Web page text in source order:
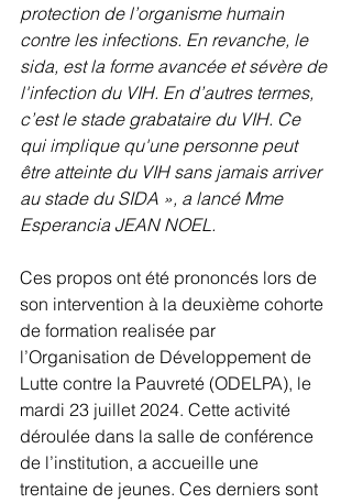
protection de l’organisme humain
contre les infections. En revanche, le
sida, est la forme avancée et sévère de
l'infection du VIH. En d’autres termes,
c’est le stade grabataire du VIH. Ce
qui implique qu'une personne peut
être atteinte du VIH sans jamais arriver
au stade du SIDA », a lancé Mme
Esperancia JEAN NOEL.
Ces propos ont été prononcés lors de
son intervention à la deuxième cohorte
de formation realisée par
l’Organisation de Développement de
Lutte contre la Pauvreté (ODELPA), le
mardi 23 juillet 2024. Cette activité
déroulée dans la salle de conférence
de l’institution, a accueille une
trentaine de jeunes. Ces derniers sont